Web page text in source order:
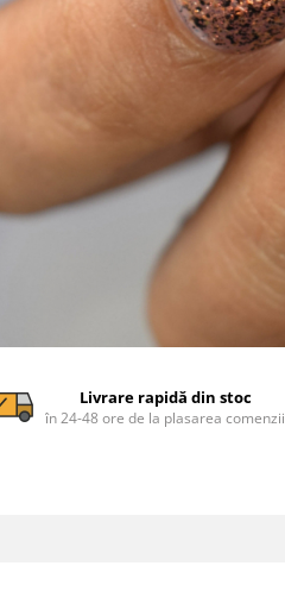
Livrare rapidă din stoc
în 24-48 ore de la plasarea comenzii